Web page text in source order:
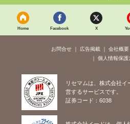
Home Facebook X
お問合せ 広告掲載 会社概要
個人情報保護
リセマムは、株式会社
営するサービスです。
証券コード：6038